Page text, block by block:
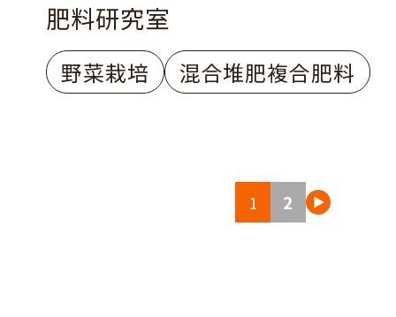
肥料研究室
野菜栽培 混合堆肥複合肥料
1 2